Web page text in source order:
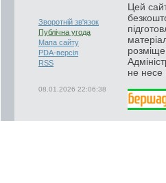
Зворотній зв'язок
Публічна угода
Мапа сайту
PDA-версія
RSS
08.01.2026 22:06:38
Цей
не несе